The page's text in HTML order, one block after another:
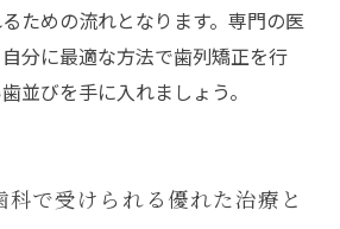
ための流れとなります。専門の医
分に最適な方法で歯列矯正を行
並びを手に入れましょう。
科で受けられる優れた治療と